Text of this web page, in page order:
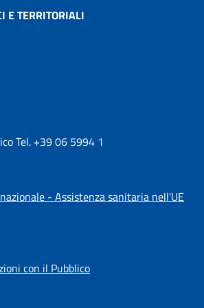
E TERRITORIALI
Tel. +39 06 5994 1
- Assistenza sanitaria nell'UE
con il Pubblico